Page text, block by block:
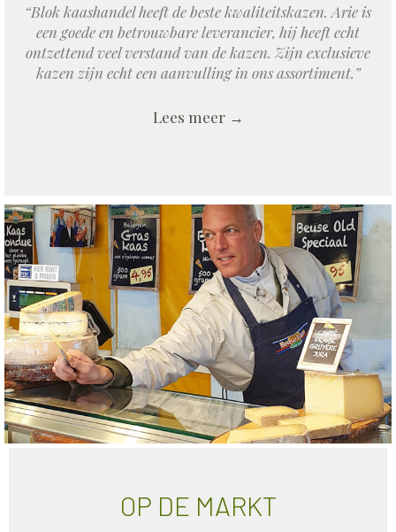
“Blok kaashandel heeft de beste kwaliteitskazen. Arie is
een goede en betrouwbare leverancier, hij heeft echt
ontzettend veel verstand van de kazen. Zijn exclusieve
kazen zijn echt een aanvulling in ons assortiment.”
Lees meer →
OP DE MARKT